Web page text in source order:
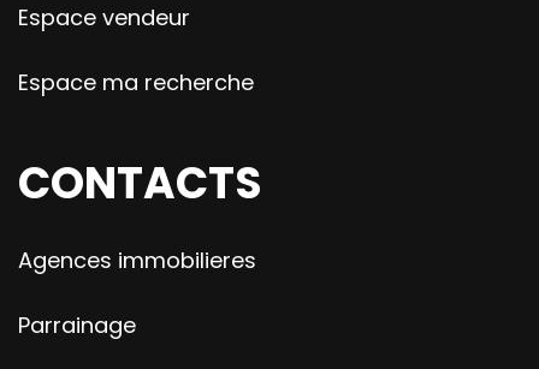
Espace vendeur
Espace ma recherche
CONTACTS
Agences immobilieres
Parrainage